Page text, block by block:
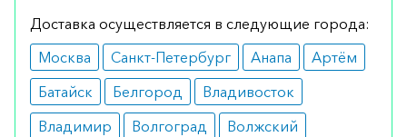
Доставка осуществляется в следующие города:
Москва
Санкт-Петербург Анапа
Артём
Батайск
Белгород
Владивосток
Владимир
Волгоград
Волжский